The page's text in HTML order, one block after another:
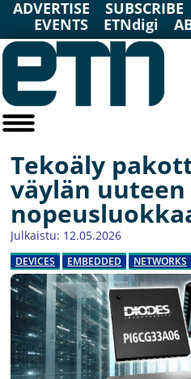
ADVERTISE SUBSCRIBE
EVENTS
ETNdigi
Tekoäly
väylän uuteen
Julkaistu: 12.05.2026
DEVICES EMBEDDED NETWORKS